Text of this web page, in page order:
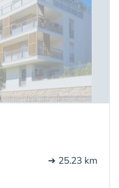
➔ 25.23 km